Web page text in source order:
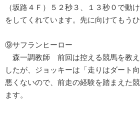
（坂路４Ｆ）５２秒３、１３秒０で動
をしてくれています。先に向けてもうひ
⑨サフランヒーロー
森一調教師 前回は控える競馬を教え
したが、ジョッキーは「走りはダート
悪くないので、前走の経験を踏まえた
ます。